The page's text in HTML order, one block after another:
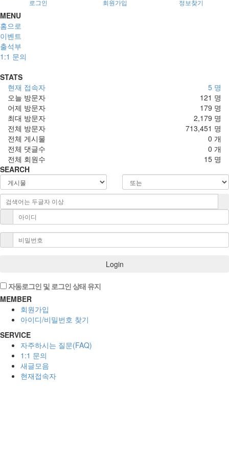
로그인 회원가입 정보찾기
MENU
홈으로
이벤트
출석부
1:1 문의
STATS
5 명
현재 접속자
121 명
오늘 방문자
179 명
어제 방문자
2,179 명
최대 방문자
713,451 명
전체 방문자
0 개
전체 게시물
0 개
전체 댓글수
15 명
전체 회원수
SEARCH
Login
자동로그인 및 로그인 상태 유지
MEMBER
회원가입
아이디/비밀번호 찾기
SERVICE
자주하시는 질문(FAQ)
1:1 문의
새글모음
현재접속자